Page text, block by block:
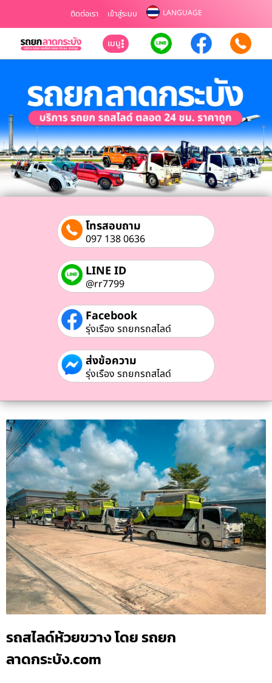
ติดต่อเรา เข้าสู่ระบบ LANGUAGE
เมนู
โทรสอบถาม
097 138 0636
LINE ID
@rr7799
Facebook
รุ่งเรือง รถยกรถสไลด์
ส่งข้อความ
รุ่งเรือง รถยกรถสไลด์
รถสไลด์ห้วยขวาง โดย รถยก
ลาดกระบัง.com